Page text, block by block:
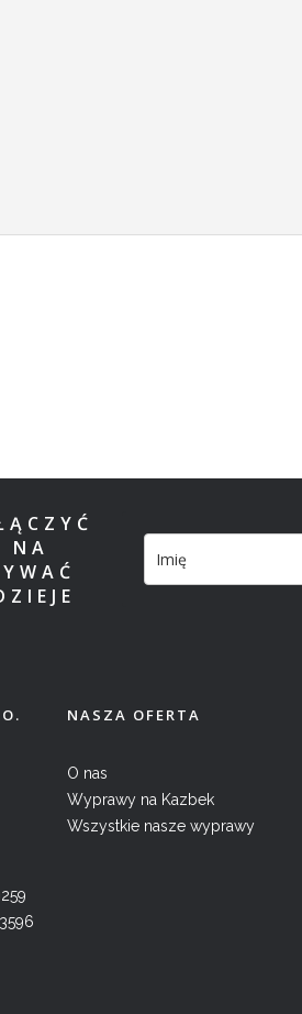
NA
NASZA OFERTA
O nas
Wyprawy na Kazbek
Wszystkie nasze wyprawy